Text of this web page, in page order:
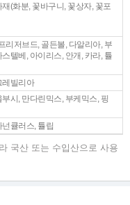
(화분, 꽃바구니, 꽃상자, 꽃포
리저브드, 골든볼, 다알리아, 부
텔베, 아이리스, 안개, 카라, 튤
레빌리아
시, 만다린믹스, 부케믹스, 핑
큘러스, 튤립
국산 또는 수입산으로 사용